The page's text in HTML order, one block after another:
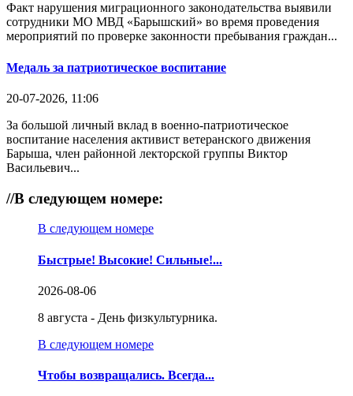
Факт нарушения миграционного законодательства выявили
сотрудники МО МВД «Барышский» во время проведения
мероприятий по проверке законности пребывания граждан...
Медаль за патриотическое воспитание
20-07-2026, 11:06
За большой личный вклад в военно-патриотическое
воспитание населения активист ветеранского движения
Барыша, член районной лекторской группы Виктор
Васильевич...
//В следующем номере:
В следующем номере
Быстрые! Высокие! Сильные!...
2026-08-06
8 августа - День физкультурника.
В следующем номере
Чтобы возвращались. Всегда...